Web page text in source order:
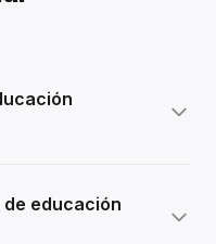
educación